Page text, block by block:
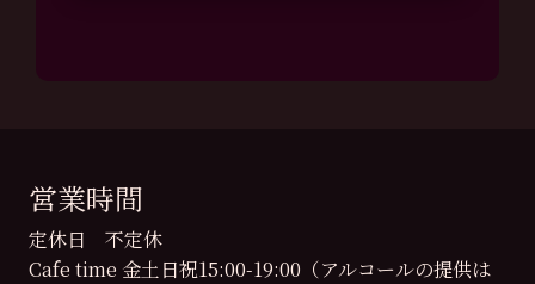
営業時間
定休日 不定休
Cafe time 金土日祝15:00-19:00（アルコールの提供は